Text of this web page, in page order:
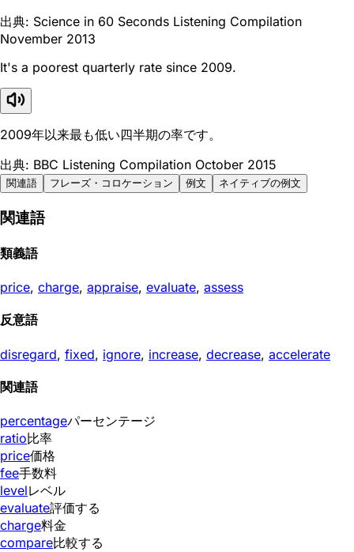
出典: Science in 60 Seconds Listening Compilation
November 2013
It's a poorest quarterly rate since 2009.
2009年以来最も低い四半期の率です。
出典: BBC Listening Compilation October 2015
関連語 フレーズ・コロケーション 例文 ネイティブの例文
関連語
類義語
price, charge, appraise, evaluate, assess
反意語
disregard, fixed, ignore, increase, decrease, accelerate
関連語
percentageパーセンテージ
ratio比率
price価格
fee手数料
levelレベル
evaluate評価する
charge料金
compare比較する